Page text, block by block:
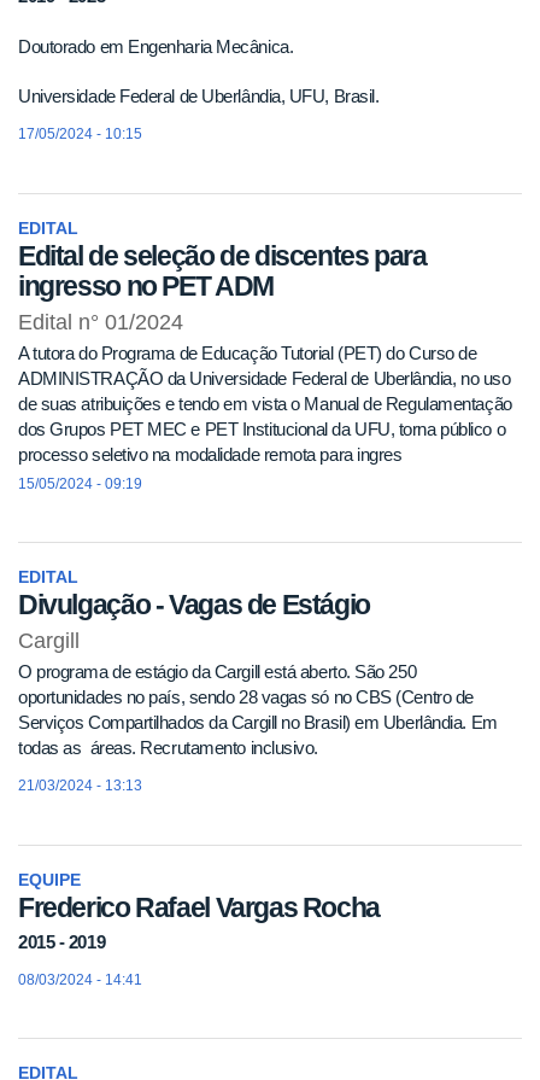
Doutorado em Engenharia Mecânica.
Universidade Federal de Uberlândia, UFU, Brasil.
17/05/2024 - 10:15
EDITAL
Edital de seleção de discentes para
ingresso no PET ADM
Edital n° 01/2024
A tutora do Programa de Educação Tutorial (PET) do Curso de
ADMINISTRAÇÃO da Universidade Federal de Uberlândia, no uso
de suas atribuições e tendo em vista o Manual de Regulamentação
dos Grupos PET MEC e PET Institucional da UFU, torna público o
processo seletivo na modalidade remota para ingres
15/05/2024 - 09:19
EDITAL
Divulgação - Vagas de Estágio
Cargill
O programa de estágio da Cargill está aberto. São 250
oportunidades no país, sendo 28 vagas só no CBS (Centro de
Serviços Compartilhados da Cargill no Brasil) em Uberlândia. Em
todas as áreas. Recrutamento inclusivo.
21/03/2024 - 13:13
EQUIPE
Frederico Rafael Vargas Rocha
2015 - 2019
08/03/2024 - 14:41
EDITAL